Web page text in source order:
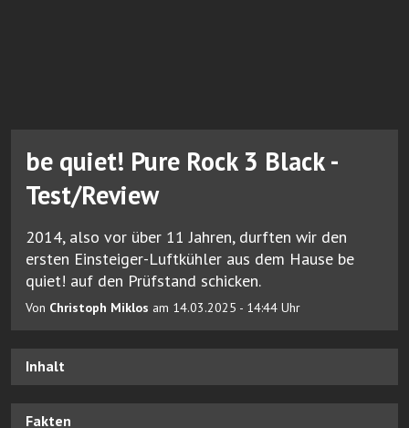
be quiet! Pure Rock 3 Black -
Test/Review
2014, also vor über 11 Jahren, durften wir den
ersten Einsteiger-Luftkühler aus dem Hause be
quiet! auf den Prüfstand schicken.
Von Christoph Miklos am 14.03.2025 - 14:44 Uhr
Inhalt
Fakten